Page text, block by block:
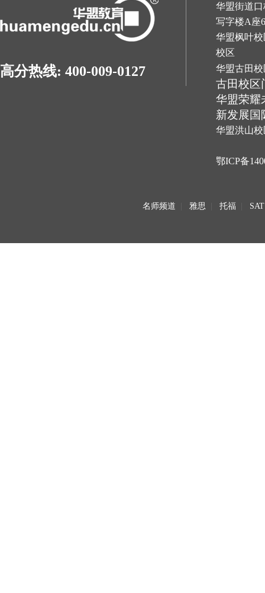
高分热线: 400-009-0127
华盟街道
写字楼A座
华盟枫叶
校区
华盟古田
古田校区
华盟荣耀
新发展国
华盟洪山
鄂ICP备
名师频道 雅思 托福 SAT